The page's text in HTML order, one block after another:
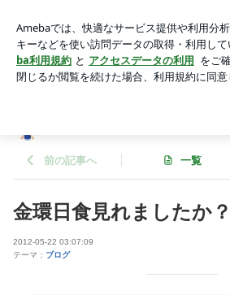
アプリをダウンロードして ブログの更新通知
ょう。
前の記事へ 一覧
金環日食見れましたか？
2012-05-22 03:07:09
テーマ： ブログ